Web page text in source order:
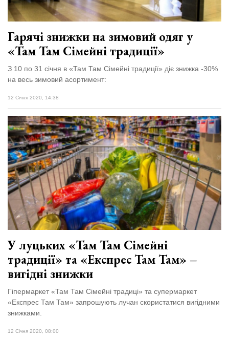
Гарячі знижки на зимовий одяг у
«Там Там Сімейні традиції»
З 10 по 31 січня в «Там Там Сімейні традиції» діє знижка -30%
на весь зимовий асортимент:
12 Січня 2020, 14:38
У луцьких «Там Там Сімейні
традиції» та «Експрес Там Там» –
вигідні знижки
Гіпермаркет «Там Там Сімейні традиці» та супермаркет
«Експрес Там Там» запрошують лучан скористатися вигідними
знижками.
12 Січня 2020, 08:00